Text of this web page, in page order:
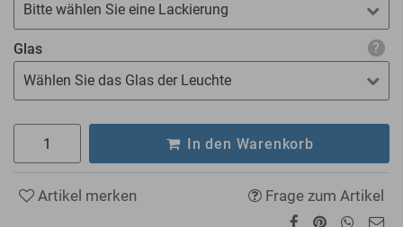
Bitte wählen Sie eine Lackierung
Glas
Wählen Sie das Glas der Leuchte
In den Warenkorb
Artikel merken Frage zum Artikel